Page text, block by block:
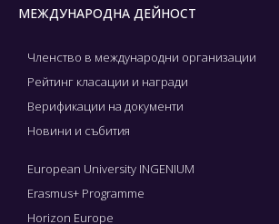
МЕЖДУНАРОДНА ДЕЙНОСТ
Членство в международни организации
Рейтинг класации и награди
Верификации на документи
Новини и събития
European University INGENIUM
Erasmus+ Programme
Horizon Europe